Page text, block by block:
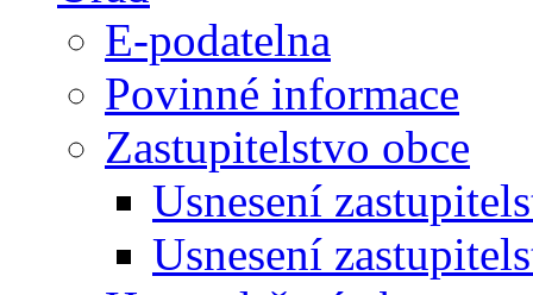
E-podatelna
Povinné informace
Zastupitelstvo obce
Usnesení
Usnesení